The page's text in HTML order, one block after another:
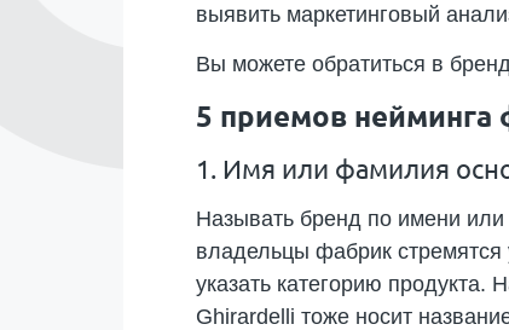
выявить маркетинговый
Вы можете обратиться в
5 приемов
1. Имя или фамилия
Называть бренд по имени
владельцы фабрик
указать категорию
Ghirardelli тоже носит